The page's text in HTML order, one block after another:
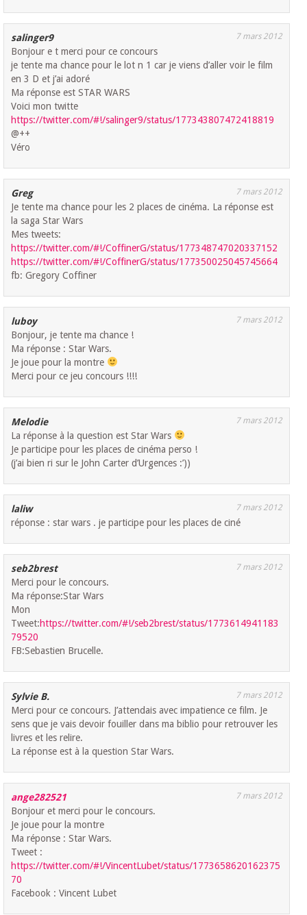
salinger9 7 mars 2012
Bonjour e t merci pour ce concours
je tente ma chance pour le lot n 1 car je viens d’aller voir le film
en 3 D et j’ai adoré
Ma réponse est STAR WARS
Voici mon twitte
https://twitter.com/#!/salinger9/status/177343807472418819
@++
Véro
Greg 7 mars 2012
Je tente ma chance pour les 2 places de cinéma. La réponse est
la saga Star Wars
Mes tweets:
https://twitter.com/#!/CoffinerG/status/177348747020337152
https://twitter.com/#!/CoffinerG/status/177350025045745664
fb: Gregory Coffiner
luboy 7 mars 2012
Bonjour, je tente ma chance !
Ma réponse : Star Wars.
Je joue pour la montre
Merci pour ce jeu concours !!!!
Melodie 7 mars 2012
La réponse à la question est Star Wars
Je participe pour les places de cinéma perso !
(j’ai bien ri sur le John Carter d’Urgences :’))
laliw 7 mars 2012
réponse : star wars . je participe pour les places de ciné
seb2brest 7 mars 2012
Merci pour le concours.
Ma réponse:Star Wars
Mon
Tweet:https://twitter.com/#!/seb2brest/status/1773614941183
79520
FB:Sebastien Brucelle.
Sylvie B. 7 mars 2012
Merci pour ce concours. J’attendais avec impatience ce film. Je
sens que je vais devoir fouiller dans ma biblio pour retrouver les
livres et les relire.
La réponse est à la question Star Wars.
ange282521 7 mars 2012
Bonjour et merci pour le concours.
Je joue pour la montre
Ma réponse : Star Wars.
Tweet :
https://twitter.com/#!/VincentLubet/status/1773658620162375
70
Facebook : Vincent Lubet